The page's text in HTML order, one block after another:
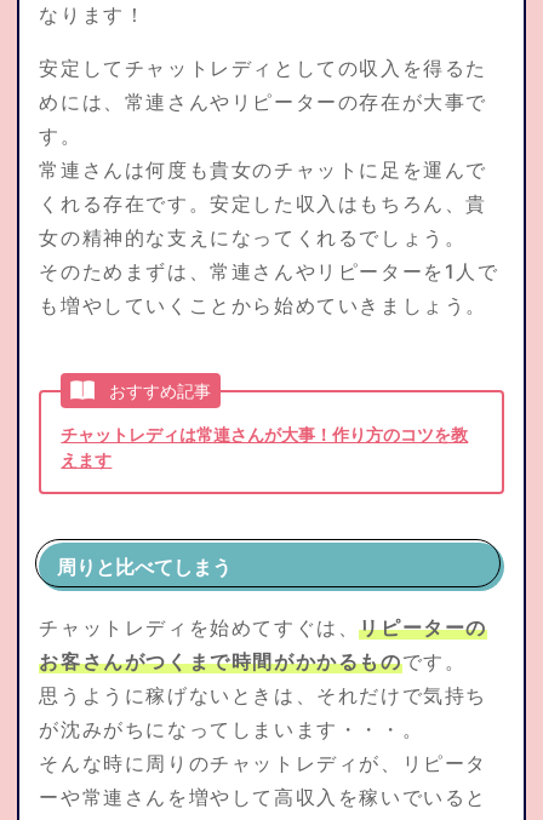
なります！
安定してチャットレディとしての収入を得るた
めには、常連さんやリピーターの存在が大事で
す。
常連さんは何度も貴女のチャットに足を運んで
くれる存在です。安定した収入はもちろん、貴
女の精神的な支えになってくれるでしょう。
そのためまずは、常連さんやリピーターを1人で
も増やしていくことから始めていきましょう。
おすすめ記事
チャットレディは常連さんが大事！作り方のコツを教
えます
周りと比べてしまう
チャットレディを始めてすぐは、リピーターの
お客さんがつくまで時間がかかるものです。
思うように稼げないときは、それだけで気持ち
が沈みがちになってしまいます・・・。
そんな時に周りのチャットレディが、リピータ
ーや常連さんを増やして高収入を稼いでいると